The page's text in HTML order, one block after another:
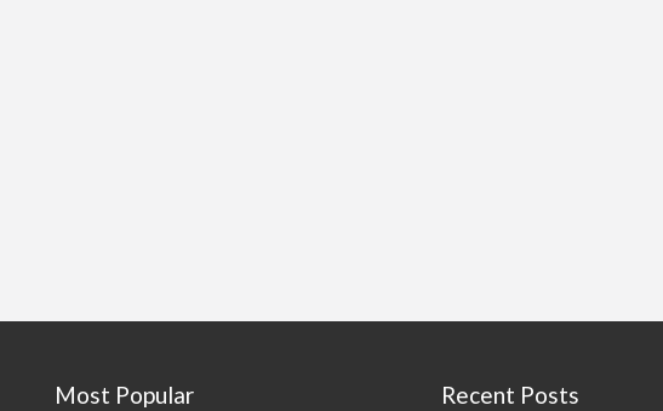
Most Popular Recent Posts